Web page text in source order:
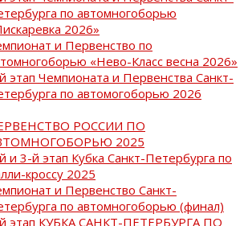
по автомногоборью
2026»
и Первенство по
«Нево-Класс весна 2026»
этап Чемпионата и Первенства Санкт-
по автомогоборью 2026
РОССИИ ПО
2025
и 3-й этап Кубка Санкт-Петербурга по
кроссу 2025
и Первенство Санкт-
по автомногоборью (финал)
этап КУБКА САНКТ-ПЕТЕРБУРГА ПО